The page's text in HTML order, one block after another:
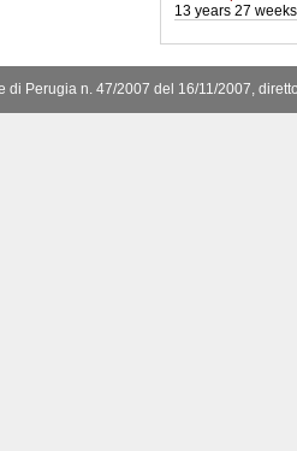
13 years 27
di Perugia n. 47/2007 del 16/11/2007,